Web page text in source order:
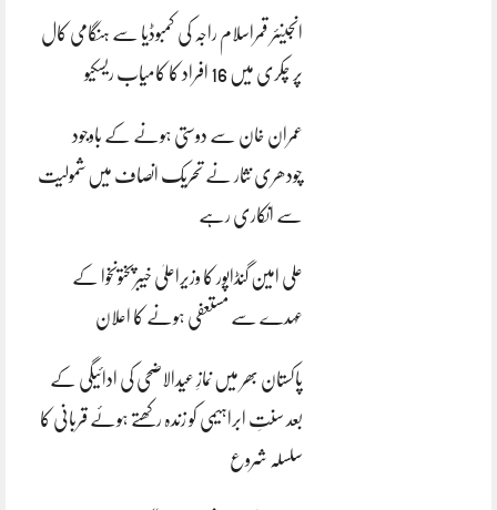
انجینئر قمراسلام راجہ کی کمبوڈیا سے ہنگامی کال
پر چکری میں 16 افراد کا کامیاب ریسکیو
عمران خان سے دوستی ہونے کے باوجود
چودھری نثار نے تحریک انصاف میں شمولیت
سے انکاری رہے
علی امین گنڈاپور کا وزیراعلیٰ خیبرپختونخوا کے
عہدے سے مستعفی ہونے کا اعلان
پاکستان بھر میں نمازِ عیدالاضحی کی ادائیگی کے
بعد سنتِ ابراہیمی کو زندہ رکھتے ہوئے قربانی کا
سلسلہ شروع